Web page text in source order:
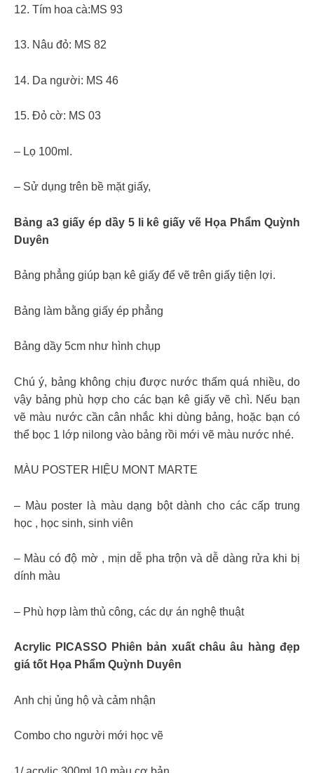
12. Tím hoa cà:MS 93
13. Nâu đỏ: MS 82
14. Da người: MS 46
15. Đỏ cờ: MS 03
– Lọ 100ml.
– Sử dụng trên bề mặt giấy,
Bảng a3 giấy ép dầy 5 li kê giấy vẽ Họa Phẩm Quỳnh
Duyên
Bảng phẳng giúp bạn kê giấy để vẽ trên giấy tiện lợi.
Bảng làm bằng giấy ép phẳng
Bảng dầy 5cm như hình chụp
Chú ý, bảng không chịu được nước thấm quá nhiều, do
vậy bảng phù hợp cho các bạn kê giấy vẽ chì. Nếu bạn
vẽ màu nước cần cân nhắc khi dùng bảng, hoặc bạn có
thể bọc 1 lớp nilong vào bảng rồi mới vẽ màu nước nhé.
MÀU POSTER HIỆU MONT MARTE
– Màu poster là màu dạng bột dành cho các cấp trung
học , học sinh, sinh viên
– Màu có độ mờ , mịn dễ pha trộn và dễ dàng rửa khi bị
dính màu
– Phù hợp làm thủ công, các dự án nghệ thuật
Acrylic PICASSO Phiên bản xuất châu âu hàng đẹp
giá tốt Họa Phẩm Quỳnh Duyên
Anh chị ủng hộ và cảm nhận
Combo cho người mới học vẽ